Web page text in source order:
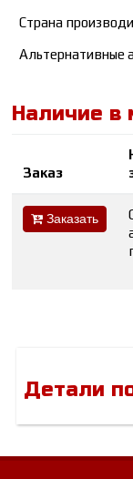
Страна
Альтернативные
Наличие в
Заказ
Заказать
Детали